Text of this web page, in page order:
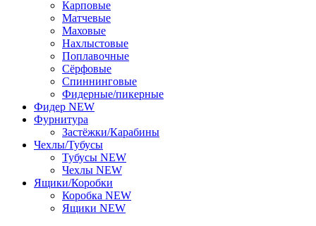
Карповые
Матчевые
Маховые
Нахлыстовые
Поплавочные
Сёрфовые
Спиннинговые
Фидерные/пикерные
Фидер NEW
Фурнитура
Застёжки/Карабины
Чехлы/Тубусы
Тубусы NEW
Чехлы NEW
Ящики/Коробки
Коробка NEW
Ящики NEW